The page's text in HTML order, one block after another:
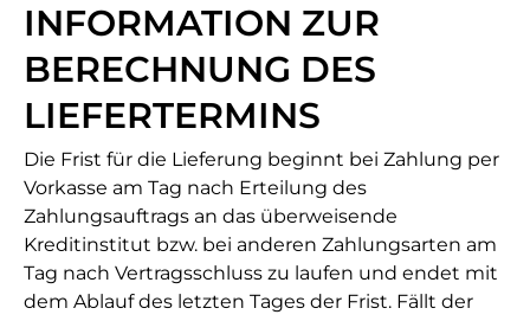
INFORMATION ZUR
BERECHNUNG DES
LIEFERTERMINS
Die Frist für die Lieferung beginnt bei Zahlung per
Vorkasse am Tag nach Erteilung des
Zahlungsauftrags an das überweisende
Kreditinstitut bzw. bei anderen Zahlungsarten am
Tag nach Vertragsschluss zu laufen und endet mit
dem Ablauf des letzten Tages der Frist. Fällt der